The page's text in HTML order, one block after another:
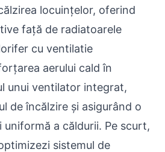
locuințelor, oferind
față de radiatoarele
cu ventilatie
aerului cald în
unui ventilator integrat,
de încălzire și asigurând o
a căldurii. Pe scurt,
sistemul de